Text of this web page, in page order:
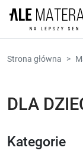
Przejdź do
Strona główna
DLA
Kategorie